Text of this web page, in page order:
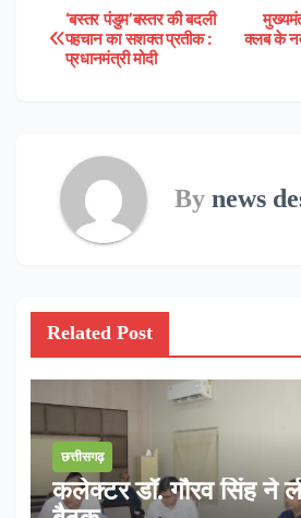
Post
navigation
क्लब के
‘बस्तर पंडुम’बस्तर की बदली
पहचान का सशक्त प्रतीक :
प्रधानमंत्री मोदी
By news
Related Post
छत्तीसगढ़
कलेक्टर डॉ. गौरव सिंह ने